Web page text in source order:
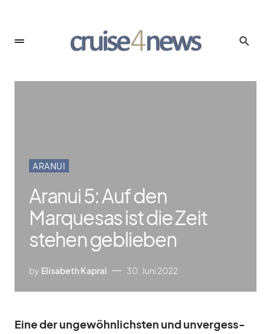
ARANUI
Aranui 5: Auf den
Marquesas ist die Zeit
stehen geblieben
by Elisabeth Kapral 30. Juni 2022
Eine der un­ge­wöhn­lichs­ten und un­ver­gess­